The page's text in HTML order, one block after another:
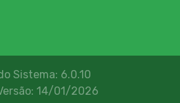
Sistema: 6.0.10
14/01/2026